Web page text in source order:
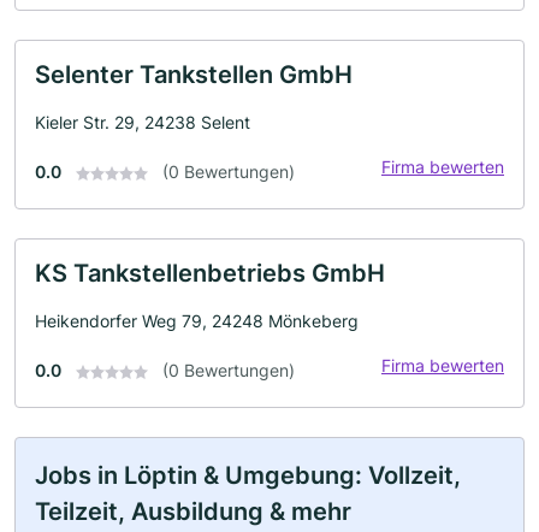
Selenter Tankstellen GmbH
Kieler Str. 29, 24238 Selent
0.0 (0 Bewertungen) Firma bewerten
KS Tankstellenbetriebs GmbH
Heikendorfer Weg 79, 24248 Mönkeberg
0.0 (0 Bewertungen) Firma bewerten
Jobs in Löptin & Umgebung: Vollzeit,
Teilzeit, Ausbildung & mehr